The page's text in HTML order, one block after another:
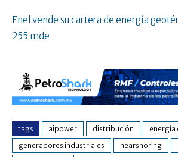
Enel vende su cartera de energía
255 mde
tags aipower distribución
energía
generadores industriales
nearshoring